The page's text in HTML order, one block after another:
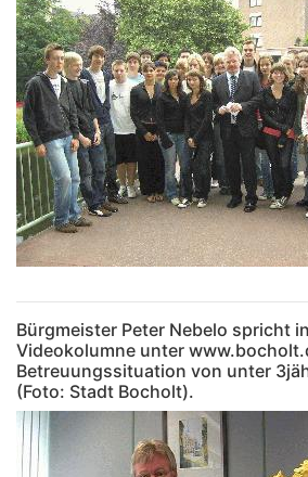
Bürgmeister Peter Nebelo spricht
Videokolumne unter
Betreuungssituation von unter
(Foto: Stadt Bocholt).